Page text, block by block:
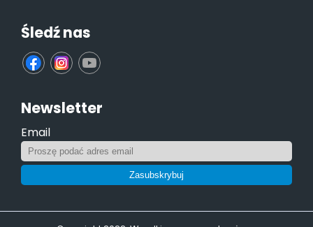
Śledź nas
fb ins yt
Newsletter
Email
Zasubskrybuj